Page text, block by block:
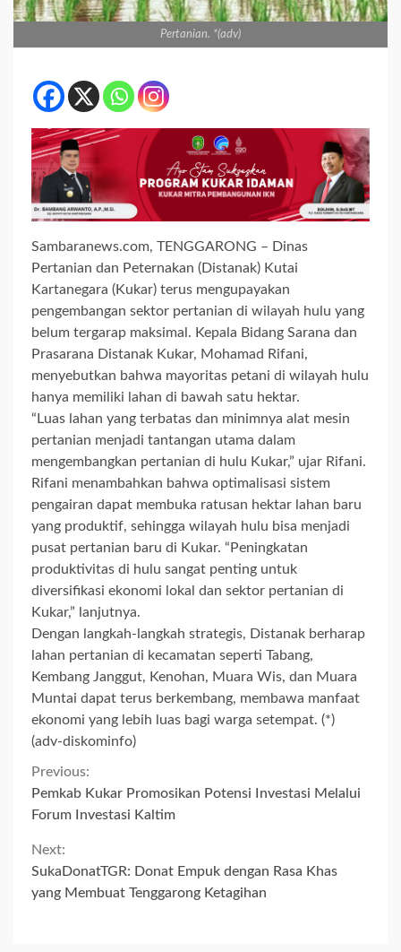
Pertanian. *(adv)
Sambaranews.com, TENGGARONG – Dinas
Pertanian dan Peternakan (Distanak) Kutai
Kartanegara (Kukar) terus mengupayakan
pengembangan sektor pertanian di wilayah hulu yang
belum tergarap maksimal. Kepala Bidang Sarana dan
Prasarana Distanak Kukar, Mohamad Rifani,
menyebutkan bahwa mayoritas petani di wilayah hulu
hanya memiliki lahan di bawah satu hektar.
“Luas lahan yang terbatas dan minimnya alat mesin
pertanian menjadi tantangan utama dalam
mengembangkan pertanian di hulu Kukar,” ujar Rifani.
Rifani menambahkan bahwa optimalisasi sistem
pengairan dapat membuka ratusan hektar lahan baru
yang produktif, sehingga wilayah hulu bisa menjadi
pusat pertanian baru di Kukar. “Peningkatan
produktivitas di hulu sangat penting untuk
diversifikasi ekonomi lokal dan sektor pertanian di
Kukar,” lanjutnya.
Dengan langkah-langkah strategis, Distanak berharap
lahan pertanian di kecamatan seperti Tabang,
Kembang Janggut, Kenohan, Muara Wis, dan Muara
Muntai dapat terus berkembang, membawa manfaat
ekonomi yang lebih luas bagi warga setempat. (*)
(adv-diskominfo)
Continue
Reading
Previous:
Pemkab Kukar Promosikan Potensi Investasi Melalui
Forum Investasi Kaltim
Next:
SukaDonatTGR: Donat Empuk dengan Rasa Khas
yang Membuat Tenggarong Ketagihan